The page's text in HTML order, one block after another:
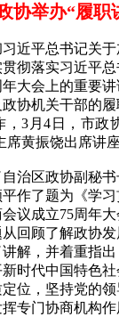
协举办“履职
平总书记关于
彻落实习近平
大会上的重要
协机关干部的
3月4日，市政
黄振饶出席讲座
区政协副秘书
作了题为《学
议成立75周年大
回顾了解政协
解，并着重指
时代中国特色
位，坚持党的
专门协商机构